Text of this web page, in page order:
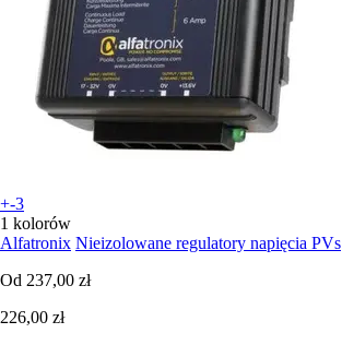
+-3
1 kolorów
Alfatronix Nieizolowane regulatory napięcia PVs
Od 237,00 zł
226,00 zł